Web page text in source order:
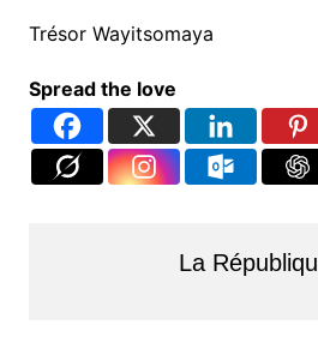
Trésor Wayitsomaya
Spread the love
La